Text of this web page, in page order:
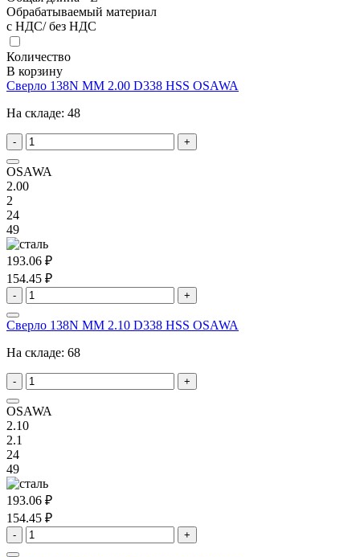
Обрабатываемый материал
с НДС/ без НДС
Количество
В корзину
Сверло 138N MM 2.00 D338 HSS OSAWA
На складе: 48
- +
OSAWA
2.00
2
24
49
193.06 ₽
154.45 ₽
- +
Сверло 138N MM 2.10 D338 HSS OSAWA
На складе: 68
- +
OSAWA
2.10
2.1
24
49
193.06 ₽
154.45 ₽
- +